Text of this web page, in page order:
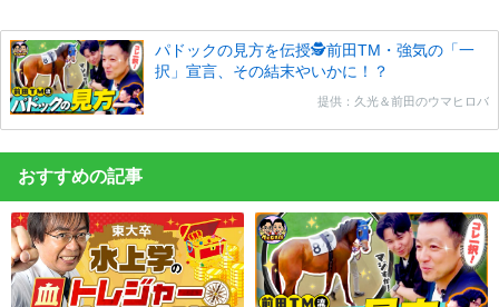
パドックの見方を伝授🕵前田TM・強気の「一
択」宣言、その結末やいかに！？
提供：久光＆前田のウマヒロバ
おすすめの記事